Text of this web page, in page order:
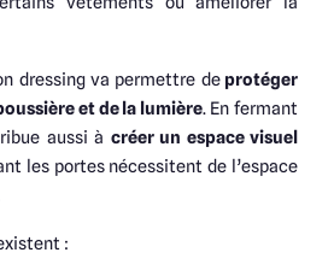
dressing va permettre deprotéger
et de la lumière. En fermant
aussi à créer un espace visuel
les portes nécessitent de l’espace
: